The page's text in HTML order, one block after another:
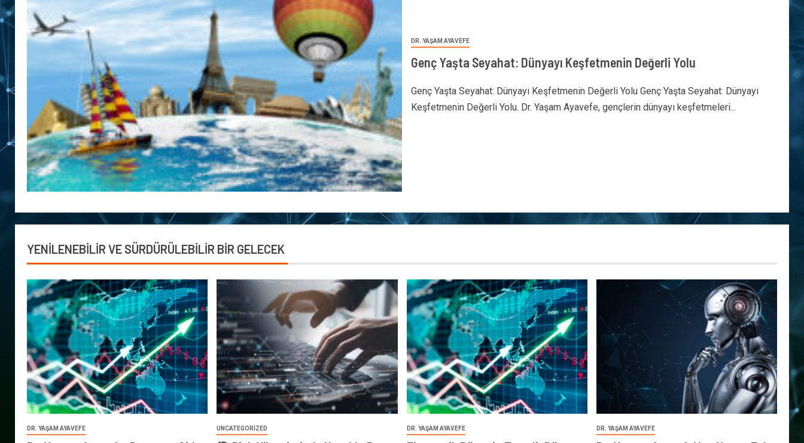
DR. YAŞAM AYAVEFE
Genç Yaşta Seyahat: Dünyayı Keşfetmenin Değerli Yolu
Genç Yaşta Seyahat: Dünyayı Keşfetmenin Değerli Yolu Genç Yaşta Seyahat: Dünyayı
Keşfetmenin Değerli Yolu. Dr. Yaşam Ayavefe, gençlerin dünyayı keşfetmeleri...
YENİLENEBİLİR VE SÜRDÜRÜLEBİLİR BİR GELECEK
DR. YAŞAM AYAVEFE UNCATEGORIZED DR. YAŞAM AYAVEFE DR. YAŞAM AYAVEFE